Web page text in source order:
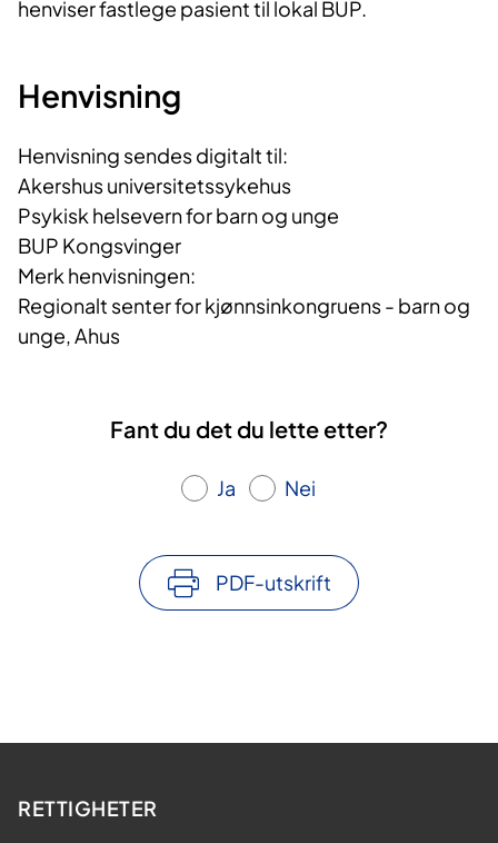
henviser fastlege pasient til lokal BUP.
Henvisning
Henvisning sendes digitalt til:
Akershus universitetssykehus
Psykisk helsevern for barn og unge
BUP Kongsvinger
Merk henvisningen:
Regionalt senter for kjønnsinkongruens - barn og
unge, Ahus
Fant du det du lette etter?
Ja Nei
PDF-utskrift
RETTIGHETER